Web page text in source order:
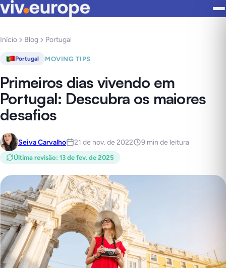
Início Blog Portugal
Portugal MOVING TIPS
Primeiros dias vivendo em
Portugal: Descubra os maiores
desafios
Seiva Carvalho 21 de nov. de 2022 9 min de leitura
Última revisão: 13 de fev. de 2025